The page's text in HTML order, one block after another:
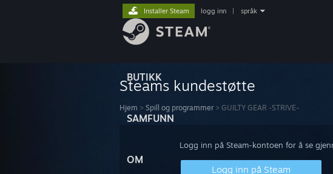
BUTIKK
SAMFUNN
OM
Installer Steam logg inn språk
Steams kundestøtte
Hjem > Spill og programmer > GUILTY GEAR -STRIVE-
Logg inn på Steam-kontoen for å se
Logg inn på Steam